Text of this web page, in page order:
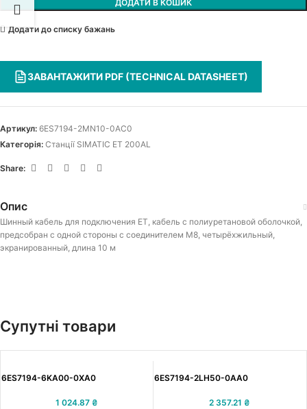
ДОДАТИ В КОШИК
Додати до списку бажань
ЗАВАНТАЖИТИ PDF (TECHNICAL DATASHEET)
Артикул: 6ES7194-2MN10-0AC0
Категорія: Станції SIMATIC ET 200AL
Share:
Опис
Шинный кабель для подключения ET, кабель с полиуретановой оболочкой,
предсобран с одной стороны с соединителем M8, четырёхжильный,
экранированный, длина 10 м
Супутні товари
6ES7194-6KA00-0XA0
1 024.87 ₴
6ES7194-2LH50-0AA0
2 357.21 ₴